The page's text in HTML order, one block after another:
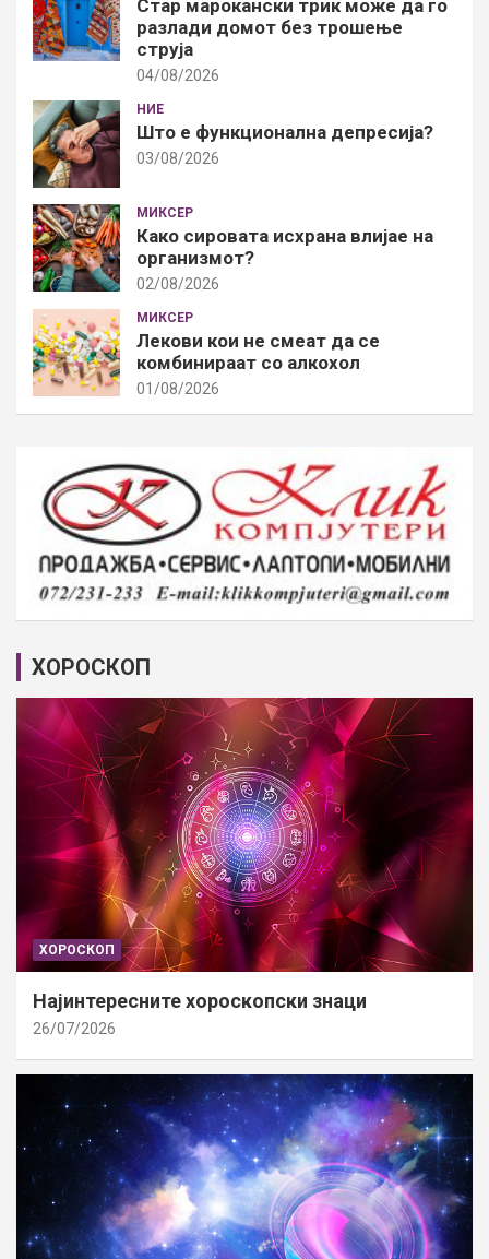
Стар марокански трик може да го
разлади домот без трошење
струја
04/08/2026
НИЕ
Што е функционална депресија?
03/08/2026
МИКСЕР
Како сировата исхрана влијае на
организмот?
02/08/2026
МИКСЕР
Лекови кои не смеат да се
комбинираат со алкохол
01/08/2026
ХОРОСКОП
ХОРОСКОП
Најинтересните хороскопски знаци
26/07/2026